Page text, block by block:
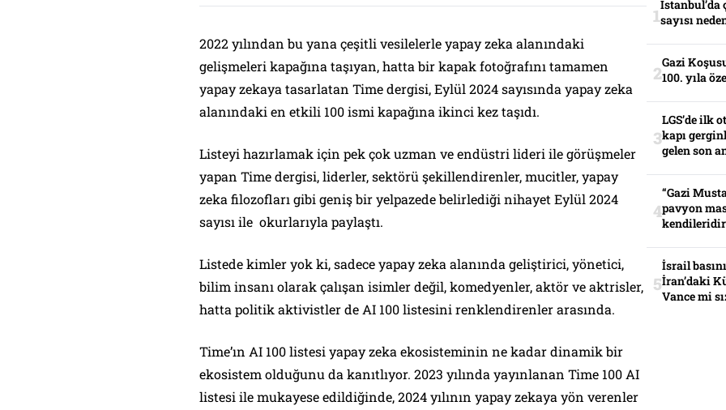
2022 yılından bu yana çeşitli vesilelerle yapay zeka alanındaki
gelişmeleri kapağına taşıyan, hatta bir kapak fotoğrafını tamamen
yapay zekaya tasarlatan Time dergisi, Eylül 2024 sayısında yapay zeka
alanındaki en etkili 100 ismi kapağına ikinci kez taşıdı.
Listeyi hazırlamak için pek çok uzman ve endüstri lideri ile görüşmeler
yapan Time dergisi, liderler, sektörü şekillendirenler, mucitler, yapay
zeka filozofları gibi geniş bir yelpazede belirlediği nihayet Eylül 2024
sayısı ile okurlarıyla paylaştı.
Listede kimler yok ki, sadece yapay zeka alanında geliştirici, yönetici,
bilim insanı olarak çalışan isimler değil, komedyenler, aktör ve aktrisler,
hatta politik aktivistler de AI 100 listesini renklendirenler arasında.
Time’ın AI 100 listesi yapay zeka ekosisteminin ne kadar dinamik bir
ekosistem olduğunu da kanıtlıyor. 2023 yılında yayınlanan Time 100 AI
listesi ile mukayese edildiğinde, 2024 yılının yapay zekaya yön verenler
sayısı
Gazi
100. yıla
LGS’de ilk
kapı
gelen son
“Gazi
pavyon
İsrail
İran’daki
Vance mi